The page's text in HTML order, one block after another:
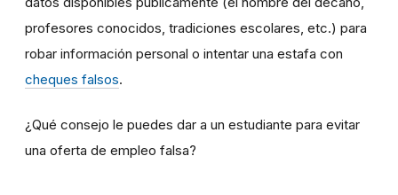
profesores conocidos, tradiciones escolares, etc.) para
robar información personal o intentar una estafa con
cheques falsos.
¿Qué consejo le puedes dar a un estudiante para evitar
una oferta de empleo falsa?